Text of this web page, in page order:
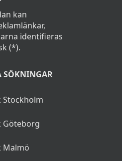
kan
identifieras
(*).
SÖKNINGAR
Göteborg
Malmö